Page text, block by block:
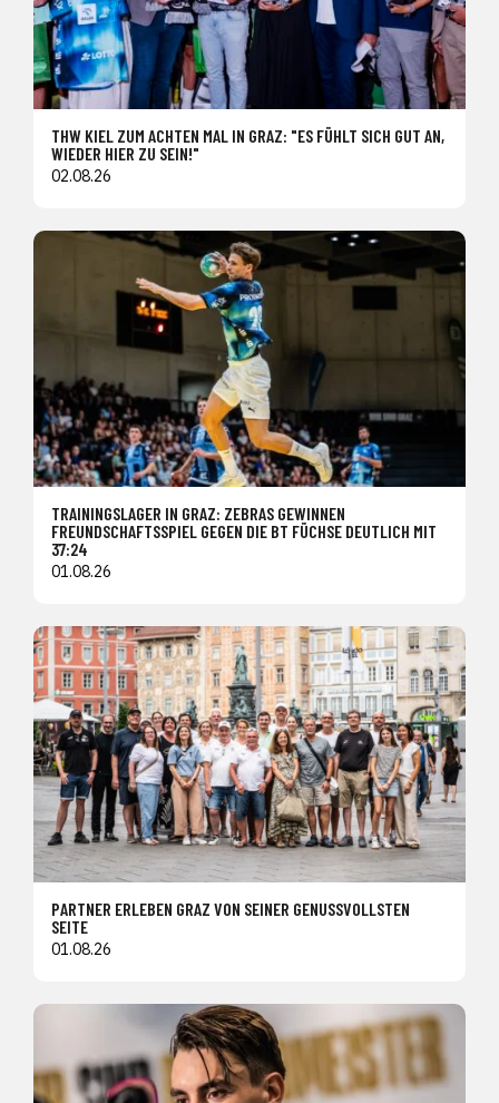
THW KIEL ZUM ACHTEN MAL IN GRAZ: "ES FÜHLT SICH GUT AN,
WIEDER HIER ZU SEIN!"
02.08.26
TRAININGSLAGER IN GRAZ: ZEBRAS GEWINNEN
FREUNDSCHAFTSSPIEL GEGEN DIE BT FÜCHSE DEUTLICH MIT
37:24
01.08.26
PARTNER ERLEBEN GRAZ VON SEINER GENUSSVOLLSTEN
SEITE
01.08.26